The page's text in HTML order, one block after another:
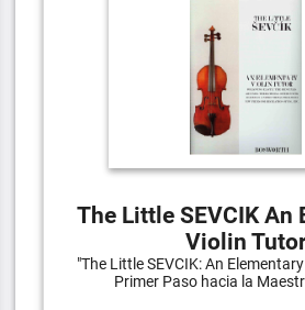
The Little SEVCIK An
Violin
"The Little SEVCIK: An
Primer Paso hacia la